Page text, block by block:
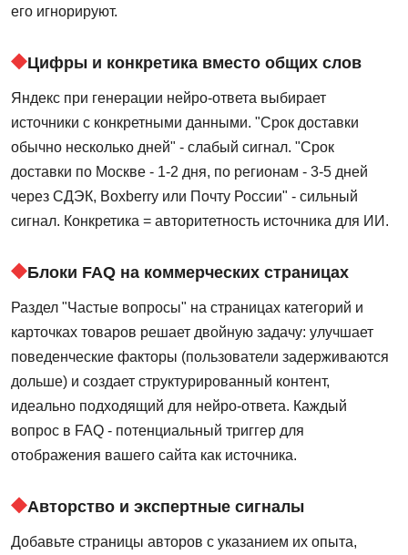
его игнорируют.
Цифры и конкретика вместо общих слов
Яндекс при генерации нейро-ответа выбирает
источники с конкретными данными. "Срок доставки
обычно несколько дней" - слабый сигнал. "Срок
доставки по Москве - 1-2 дня, по регионам - 3-5 дней
через СДЭК, Boxberry или Почту России" - сильный
сигнал. Конкретика = авторитетность источника для ИИ.
Блоки FAQ на коммерческих страницах
Раздел "Частые вопросы" на страницах категорий и
карточках товаров решает двойную задачу: улучшает
поведенческие факторы (пользователи задерживаются
дольше) и создает структурированный контент,
идеально подходящий для нейро-ответа. Каждый
вопрос в FAQ - потенциальный триггер для
отображения вашего сайта как источника.
Авторство и экспертные сигналы
Добавьте страницы авторов с указанием их опыта,